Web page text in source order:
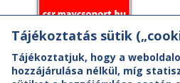
Tájékoztatás sütik
Tájékoztatjuk, hogy a
hozzájárulása nélkül, míg